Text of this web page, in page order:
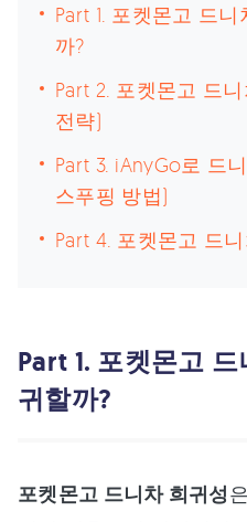
Part 1. 포켓몬고 드
까?
Part 2. 포켓몬고 드
전략)
Part 3. iAnyGo로 드
스푸핑 방법)
Part 4. 포켓몬고 드
Part 1. 포켓몬고
귀할까?
포켓몬고 드니차 희귀성